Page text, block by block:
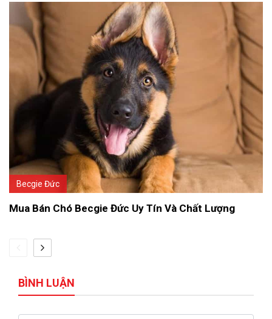
Becgie Đức
Mua Bán Chó Becgie Đức Uy Tín Và Chất Lượng
BÌNH LUẬN